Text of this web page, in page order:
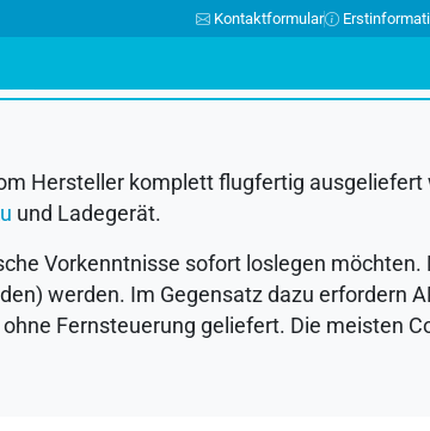
Kontaktformular
Hersteller komplett flugfertig
und Ladegerät.
Vorkenntnisse sofort loslegen
werden. Im Gegensatz dazu erfordern
Fernsteuerung geliefert. Die meisten